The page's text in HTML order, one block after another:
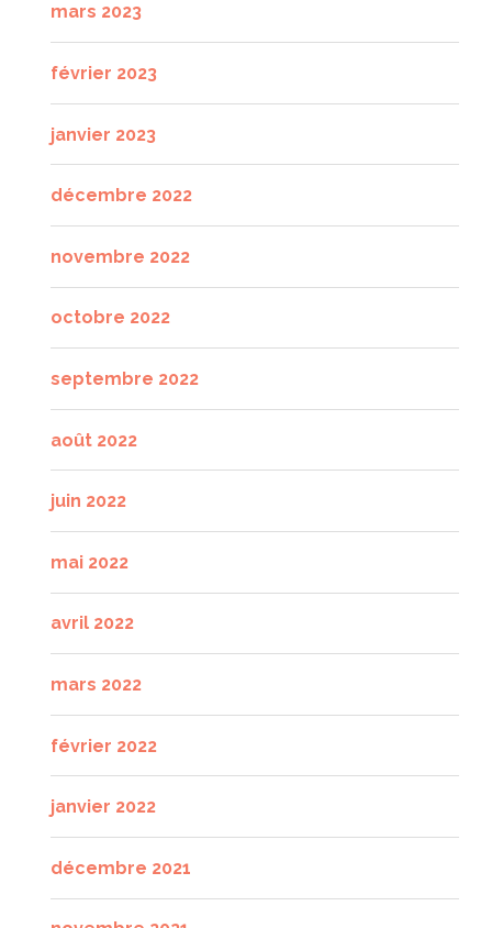
mars 2023
février 2023
janvier 2023
décembre 2022
novembre 2022
octobre 2022
septembre 2022
août 2022
juin 2022
mai 2022
avril 2022
mars 2022
février 2022
janvier 2022
décembre 2021